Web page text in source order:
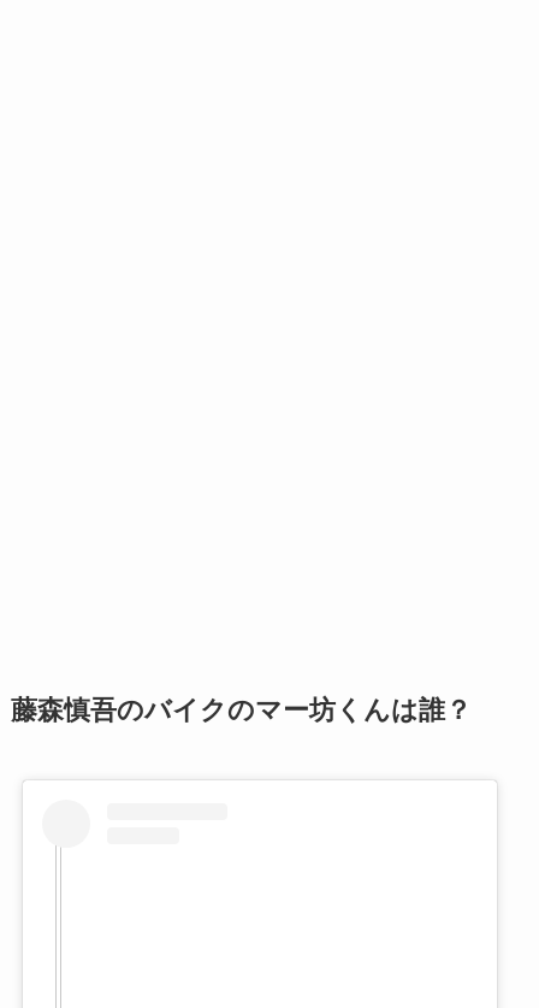
藤森慎吾のバイクのマー坊くんは誰？